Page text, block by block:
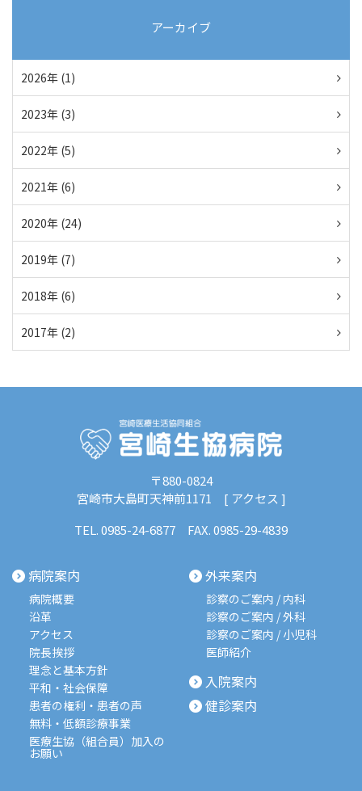
アーカイブ
2026年 (1)
2023年 (3)
2022年 (5)
2021年 (6)
2020年 (24)
2019年 (7)
2018年 (6)
2017年 (2)
〒880-0824
宮崎市大島町天神前1171 [ アクセス ]
TEL.0985-24-6877 FAX. 0985-29-4839
病院案内
病院概要
沿革
アクセス
院長挨拶
理念と基本方針
平和・社会保障
患者の権利・患者の声
無料・低額診療事業
医療生協（組合員）加入の
お願い
外来案内
診察のご案内 / 内科
診察のご案内 / 外科
診察のご案内 / 小児科
医師紹介
入院案内
健診案内